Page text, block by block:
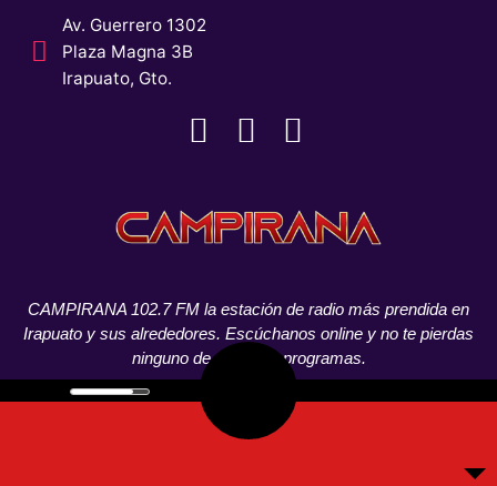
Av. Guerrero 1302
Plaza Magna 3B
Irapuato, Gto.
CAMPIRANA 102.7 FM la estación de radio más prendida en
Irapuato y sus alrededores. Escúchanos online y no te pierdas
ninguno de nuestros programas.